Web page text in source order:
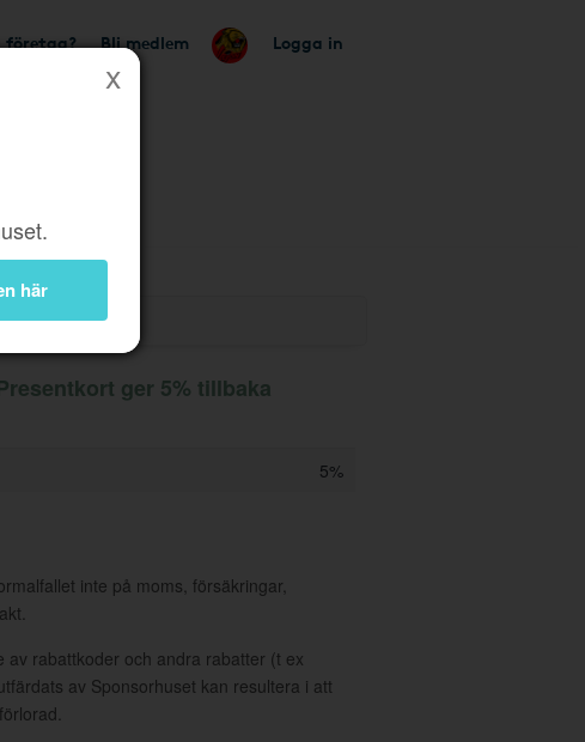
företag? Bli medlem Logga in
här
ger 5% tillbaka
5%
inte på moms, försäkringar,
av rabattkoder och andra rabatter (t ex
av Sponsorhuset kan resultera i att